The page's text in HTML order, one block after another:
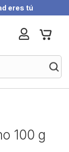
eres tú
My
100 g